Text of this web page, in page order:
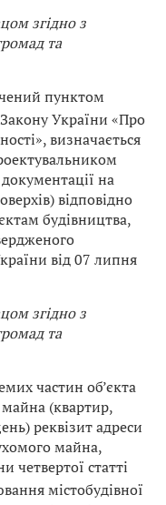
згідно з
та
пунктом
Закону України «Про
визначається
на
відповідно
будівництва,
від 07 липня
згідно з
та
частин об’єкта
майна (квартир,
реквізит адреси
майна,
четвертої статті
містобудівної